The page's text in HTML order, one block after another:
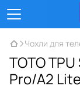
Чохли для
TOTO
Pro/A2